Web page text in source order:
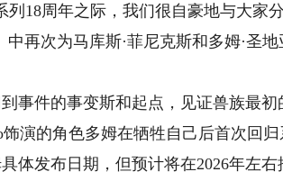
18周年之际，我们很自豪地与大家
再次为马库斯·菲尼克斯和多姆·圣
事件的事变斯和起点，见证兽族最
演的角色多姆在牺牲自己后首次回归
体发布日期，但预计将在2026年左右